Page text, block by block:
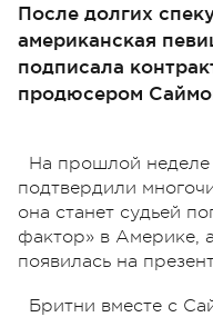
После долгих
американская
подписала
продюсером
На прошлой неделе
подтвердили
она станет судьей
фактор» в Америке,
появилась на
Бритни вместе с